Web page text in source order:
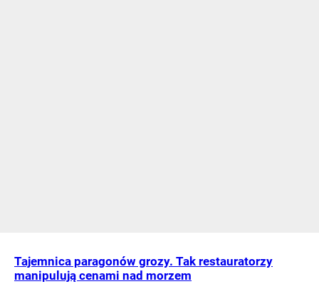
Tajemnica paragonów grozy. Tak restauratorzy
manipulują cenami nad morzem